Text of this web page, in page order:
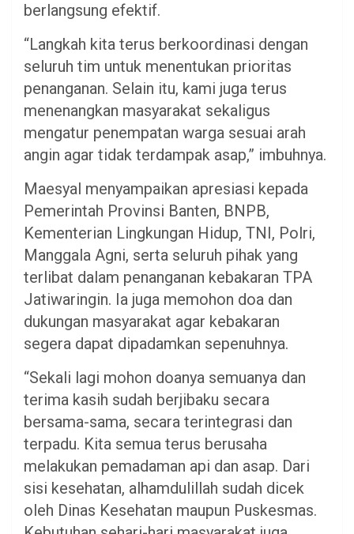
berlangsung efektif.
“Langkah kita terus berkoordinasi dengan
seluruh tim untuk menentukan prioritas
penanganan. Selain itu, kami juga terus
menenangkan masyarakat sekaligus
mengatur penempatan warga sesuai arah
angin agar tidak terdampak asap,” imbuhnya.
Maesyal menyampaikan apresiasi kepada
Pemerintah Provinsi Banten, BNPB,
Kementerian Lingkungan Hidup, TNI, Polri,
Manggala Agni, serta seluruh pihak yang
terlibat dalam penanganan kebakaran TPA
Jatiwaringin. Ia juga memohon doa dan
dukungan masyarakat agar kebakaran
segera dapat dipadamkan sepenuhnya.
“Sekali lagi mohon doanya semuanya dan
terima kasih sudah berjibaku secara
bersama-sama, secara terintegrasi dan
terpadu. Kita semua terus berusaha
melakukan pemadaman api dan asap. Dari
sisi kesehatan, alhamdulillah sudah dicek
oleh Dinas Kesehatan maupun Puskesmas.